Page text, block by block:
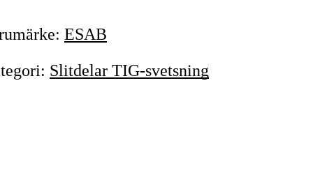
: ESAB
: Slitdelar TIG-svetsning